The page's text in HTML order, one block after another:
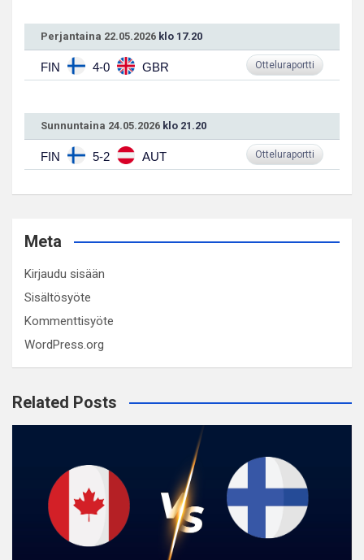
Perjantaina 22.05.2026 klo 17.20
FIN 4-0 GBR Otteluraportti
Sunnuntaina 24.05.2026 klo 21.20
FIN 5-2 AUT Otteluraportti
Meta
Kirjaudu sisään
Sisältösyöte
Kommenttisyöte
WordPress.org
Related Posts